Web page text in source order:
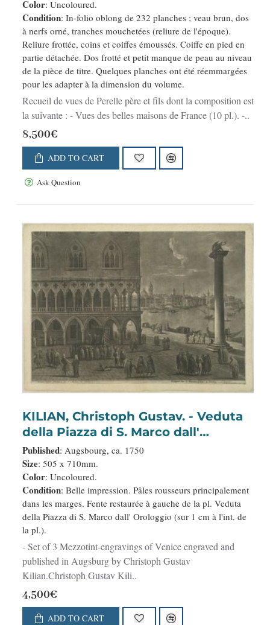
Color: Uncoloured.
Condition: In-folio oblong de 232 planches ; veau brun, dos
à nerfs orné, tranches mouchetées (reliure de l'époque).
Reliure frottée, coins et coiffes émoussés. Coiffe en pied en
partie détachée. Dos frotté et petit manque de peau au niveau
de la pièce de titre. Quelques planches ont été réemmargées
pour les adapter à la dimension du volume.
Recueil de vues de Perelle père et fils dont la composition est
la suivante : - Vues des belles maisons de France (10 pl.). -..
8,500€
ADD TO CART
Ask Question
KILIAN, Christoph Gustav. - Veduta
della Piazza di S. Marco dall'
Orologgio. / Veduta della Piazzetta.
/ Veduto della Piazza di S. Marco in
Venezia.
Published: Augsbourg, ca. 1750
Size: 505 x 710mm.
Color: Uncoloured.
Condition: Belle impression. Pâles rousseurs principalement
dans les marges. Fente restaurée à gauche de la pl. Veduta
della Piazza di S. Marco dall' Orologgio (sur 1 cm à l'int. de
la pl.).
- Set of 3 Mezzotint-engravings of Venice engraved and
published in Augsburg by Christoph Gustav
Kilian.Christoph Gustav Kili..
4,500€
ADD TO CART